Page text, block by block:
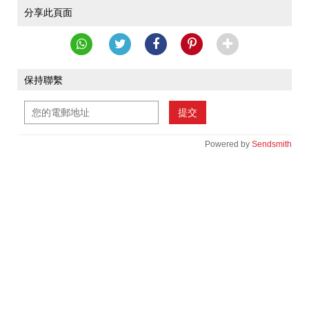
分享此頁面
保持聯繫
提交
Powered by Sendsmith